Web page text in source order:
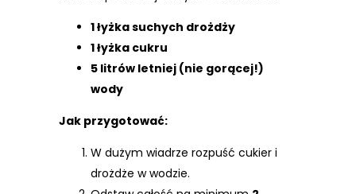
1 łyżka suchych drożdży
1 łyżka cukru
5 litrów letniej (nie gorącej!)
wody
Jak przygotować:
W dużym wiadrze rozpuść cukier i
drożdże w wodzie.